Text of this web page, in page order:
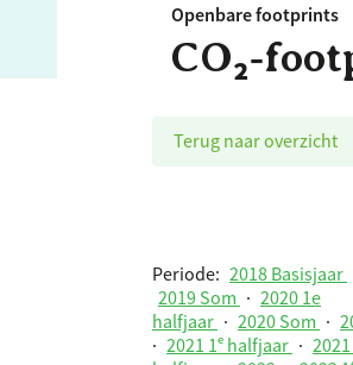
Openbare footprints
Terug naar overzicht
Periode: 2018 Basisjaar
2019 Som · 2020 1e
halfjaar · 2020 Som ·
· 2021 1ᵉ halfjaar · 2021